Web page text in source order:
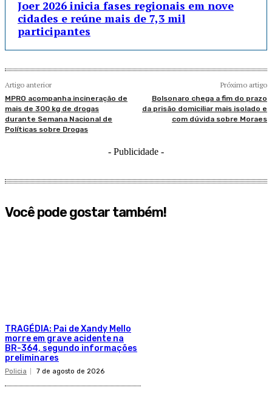
Joer 2026 inicia fases regionais em nove
cidades e reúne mais de 7,3 mil
participantes
Artigo anterior
MPRO acompanha incineração de
mais de 300 kg de drogas
durante Semana Nacional de
Políticas sobre Drogas
Próximo artigo
Bolsonaro chega a fim do prazo
da prisão domiciliar mais isolado e
com dúvida sobre Moraes
- Publicidade -
Você pode gostar também!
TRAGÉDIA: Pai de Xandy Mello
morre em grave acidente na
BR-364, segundo informações
preliminares
Policia 7 de agosto de 2026